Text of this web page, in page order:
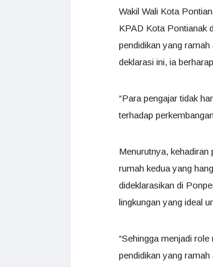
Wakil Wali Kota
KPAD Kota Pontianak
pendidikan yang
deklarasi ini, ia
“Para pengajar tidak
terhadap
Menurutnya, kehadiran
rumah kedua yang
dideklarasikan di
lingkungan yang ideal
“Sehingga menjadi
pendidikan yang ramah